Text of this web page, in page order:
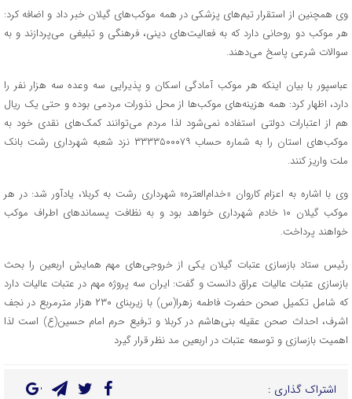
وی همچنین از استقرار تیم‌های پزشکی در همه موکب‌های گیلان خبر داد و اضافه کرد:
هر موکب دو روحانی دارد که به فعالیت‌های دینی، فرهنگی و تبلیغی می‌پردازند و به
سوالات شرعی پاسخ می‌دهند.
عباسپور با بیان اینکه هر موکب آمادگی اسکان و پذیرایی سه وعده سه هزار نفر را
دارد، اظهار کرد: همه هزینه‌های موکب‌ها از محل نذورات مردمی بوده و حتی یک ریال
هم از اعتبارات دولتی استفاده نمی‌شود لذا مردم می‌توانند کمک‌های نقدی خود به
موکب‌های استان را به شماره حساب ۳۳۳۳۵۰۰۰۷۹ نزد شعبه شهرداری رشت بانک
ملت واریز کنند.
وی با اشاره به اعزام کاروان «خدام‌العتره» شهرداری رشت به کربلا، یادآور شد: در هر
موکب گیلان ۱۰ خادم شهرداری خواهد بود و به نظافت پسماندهای اطراف موکب
خواهند پرداخت.
رئیس ستاد بازسازی عتبات گیلان یکی از خروجی‌های مهم همایش اربعین را بحث
بازسازی عتبات عالیات عراق دانست و گفت: ایران سه پروژه مهم در عتبات عالیات دارد
که شامل تکمیل صحن حضرت فاطمه زهرا(س) با زیربنای ۲۳۰ هزار مترمربع در نجف
اشرف، احداث صحن عقیله بنی‌هاشم در کربلا و ترفیع حرم امام حسین(ع) است لذا
اهمیت بازسازی و توسعه عتبات در اربعین مد نظر قرار گیرد
اشتراک گذاری :